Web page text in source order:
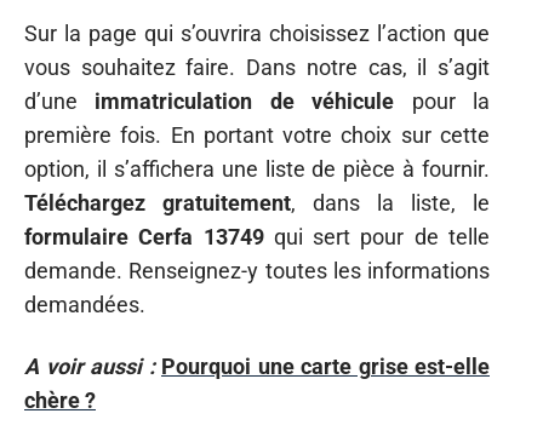
Sur la page qui s’ouvrira choisissez l’action que
vous souhaitez faire. Dans notre cas, il s’agit
d’une immatriculation de véhicule pour la
première fois. En portant votre choix sur cette
option, il s’affichera une liste de pièce à fournir.
Téléchargez gratuitement, dans la liste, le
formulaire Cerfa 13749qui sert pour de telle
demande. Renseignez-y toutes les informations
demandées.
A voir aussi : Pourquoi une carte grise est-elle
chère ?